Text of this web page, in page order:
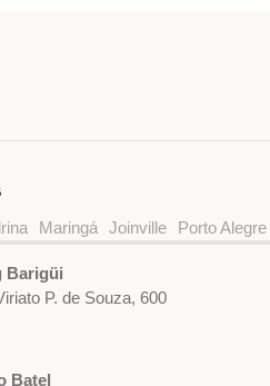
Maringá Joinville Porto Alegre
Barigüi
P. de Souza, 600
Batel